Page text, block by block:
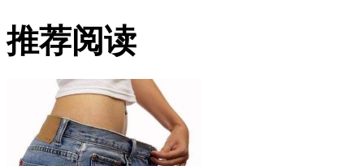
推荐阅读